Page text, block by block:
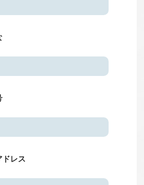
ドレス